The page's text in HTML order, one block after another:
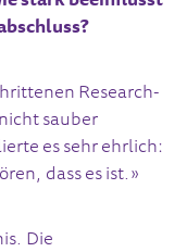
Research-
sauber
es sehr ehrlich:
dass es ist.»
Die